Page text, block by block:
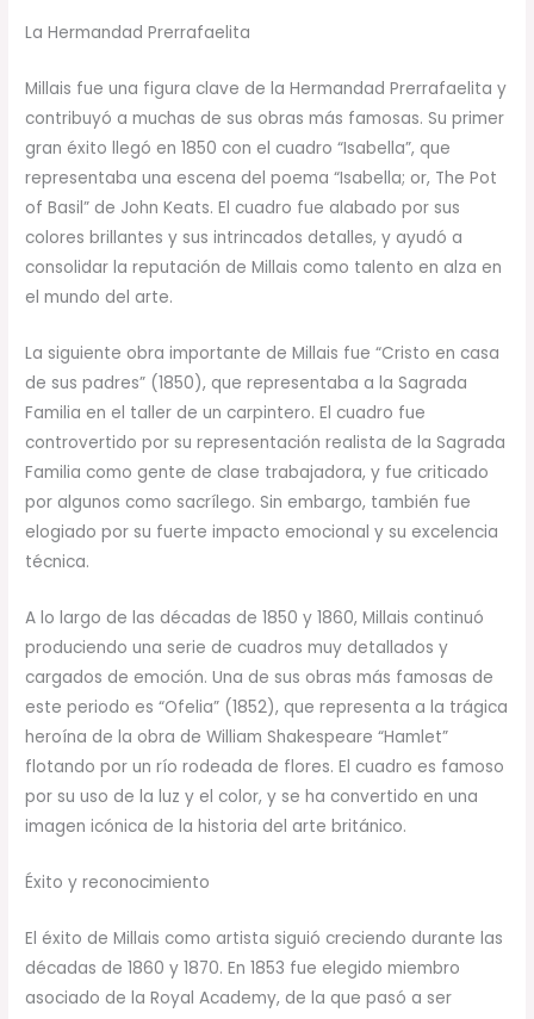
La Hermandad Prerrafaelita
Millais fue una figura clave de la Hermandad Prerrafaelita y
contribuyó a muchas de sus obras más famosas. Su primer
gran éxito llegó en 1850 con el cuadro “Isabella”, que
representaba una escena del poema “Isabella; or, The Pot
of Basil” de John Keats. El cuadro fue alabado por sus
colores brillantes y sus intrincados detalles, y ayudó a
consolidar la reputación de Millais como talento en alza en
el mundo del arte.
La siguiente obra importante de Millais fue “Cristo en casa
de sus padres” (1850), que representaba a la Sagrada
Familia en el taller de un carpintero. El cuadro fue
controvertido por su representación realista de la Sagrada
Familia como gente de clase trabajadora, y fue criticado
por algunos como sacrílego. Sin embargo, también fue
elogiado por su fuerte impacto emocional y su excelencia
técnica.
A lo largo de las décadas de 1850 y 1860, Millais continuó
produciendo una serie de cuadros muy detallados y
cargados de emoción. Una de sus obras más famosas de
este periodo es “Ofelia” (1852), que representa a la trágica
heroína de la obra de William Shakespeare “Hamlet”
flotando por un río rodeada de flores. El cuadro es famoso
por su uso de la luz y el color, y se ha convertido en una
imagen icónica de la historia del arte británico.
Éxito y reconocimiento
El éxito de Millais como artista siguió creciendo durante las
décadas de 1860 y 1870. En 1853 fue elegido miembro
asociado de la Royal Academy, de la que pasó a ser